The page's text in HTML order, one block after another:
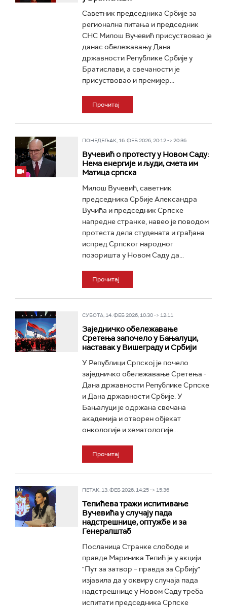
Саветник председника Србије за
регионална питања и председник
СНС Милош Вучевић присуствовао је
данас обележавању Дана
државности Републике Србије у
Братислави, а свечаности је
присуствовао и премијер...
Прочитај
ПОНЕДЕЉАК, 16. ФЕБ 2026, 20:12 -> 20:36
Вучевић о протесту у Новом Саду:
Нема енергије и људи, смета им
Матица српска
Милош Вучевић, саветник
председника Србије Александра
Вучића и председник Српске
напредне странке, навео је поводом
протеста дела студената и грађана
испред Српског народног
позоришта у Новом Саду да...
Прочитај
СУБОТА, 14. ФЕБ 2026, 10:30 -> 12:11
Заједничко обележавање
Сретења започело у Бањалуци,
наставак у Вишеграду и Србији
У Републици Српској је почело
заједничко обележавање Сретења -
Дана државности Републике Српске
и Дана државности Србије. У
Бањалуци је одржана свечана
академија и отворен објекат
онкологије и хематологије...
Прочитај
ПЕТАК, 13. ФЕБ 2026, 14:25 -> 15:36
Тепићева тражи испитивање
Вучевића у случају пада
надстрешнице, оптужбе и за
Генералштаб
Посланица Странке слободе и
правде Мариника Тепић је у акцији
"Пут за затвор – правда за Србију"
изјавила да у оквиру случаја пада
надстрешнице у Новом Саду треба
испитати председника Српске